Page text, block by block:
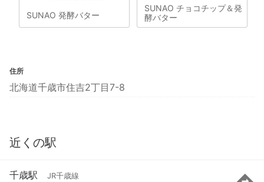
SUNAO 発酵バター
SUNAO チョコチップ＆発
酵バター
住所
北海道千歳市住吉2丁目7-8
近くの駅
千歳駅 JR千歳線